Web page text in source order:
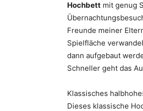
Hochbett mit genug
Freunde meiner
Spielfläche
dann aufgebaut
Schneller geht das
Klassisches
Dieses klassische